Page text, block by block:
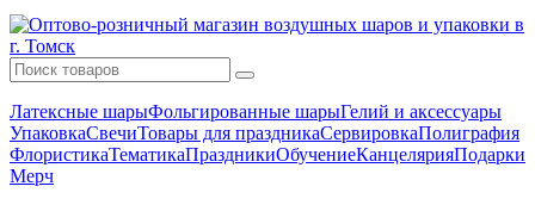
Латексные шарыФольгированные шарыГелий и аксессуары
УпаковкаСвечиТовары для праздникаСервировкаПолиграфия
ФлористикаТематикаПраздникиОбучениеКанцелярияПодарки
Мерч